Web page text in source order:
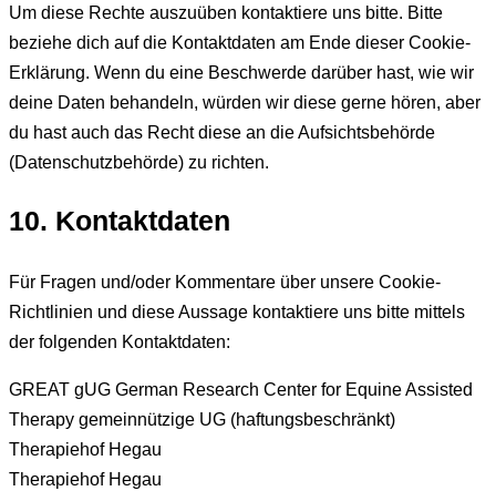
Um diese Rechte auszuüben kontaktiere uns bitte. Bitte
beziehe dich auf die Kontaktdaten am Ende dieser Cookie-
Erklärung. Wenn du eine Beschwerde darüber hast, wie wir
deine Daten behandeln, würden wir diese gerne hören, aber
du hast auch das Recht diese an die Aufsichtsbehörde
(Datenschutzbehörde) zu richten.
10. Kontaktdaten
Für Fragen und/oder Kommentare über unsere Cookie-
Richtlinien und diese Aussage kontaktiere uns bitte mittels
der folgenden Kontaktdaten:
GREAT gUG German Research Center for Equine Assisted
Therapy gemeinnützige UG (haftungsbeschränkt)
Therapiehof Hegau
Therapiehof Hegau